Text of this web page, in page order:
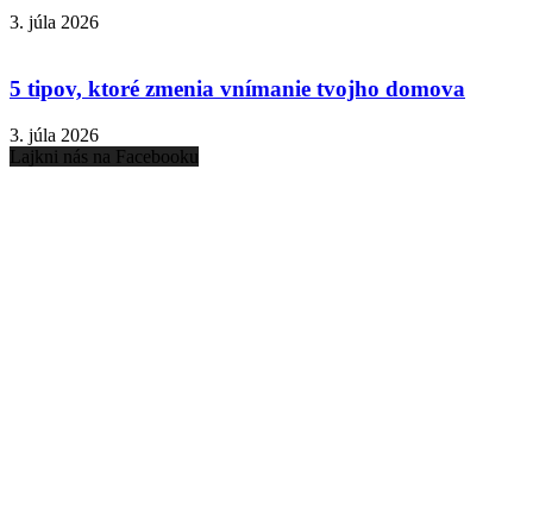
3. júla 2026
5 tipov, ktoré zmenia vnímanie tvojho domova
3. júla 2026
Lajkni nás na Facebooku